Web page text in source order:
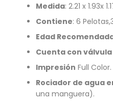
Medida: 2.21 x 1.93x
Contiene: 6
Edad
Cuenta con
Impresión Full Color.
Rociador de agua
una manguera).